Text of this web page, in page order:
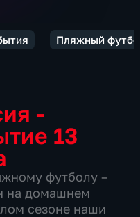
Пляжный
-
13
футболу –
на домашнем
сезоне наши